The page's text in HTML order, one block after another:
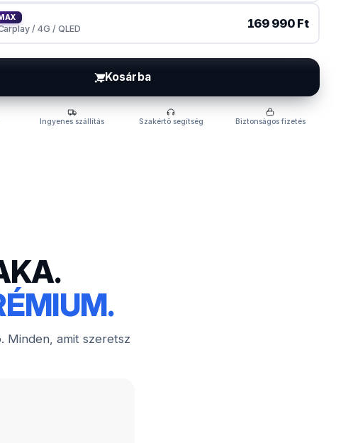
/ 4G / QLED 169 990 Ft
Kosárba
Ingyenes szállítás Szakértő segítség Biztonságos fizetés
Minden, amit szeretsz